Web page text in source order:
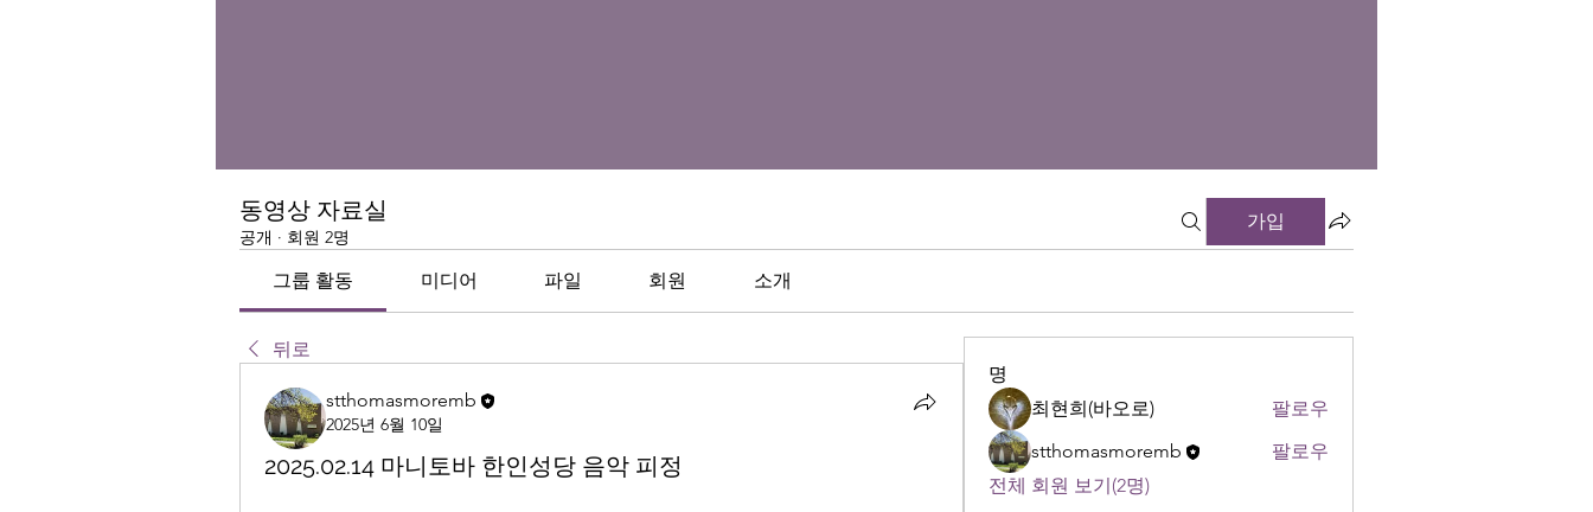
동영상 자료실
공개 · 회원 2명
가입
그룹 활동 미디어 파일 회원 소개
뒤로
stthomasmoremb
2025년 6월 10일
2025.02.14 마니토바 한인성당 음악 피정
명
최현희(바오로)
팔로우
stthomasmoremb
팔로우
전체 회원 보기(2명)